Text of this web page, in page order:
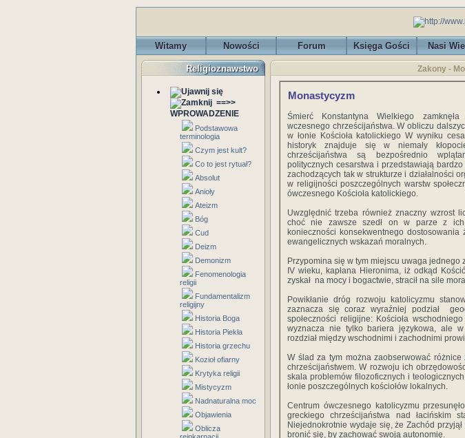
Witamy Nowości Forum Księga Gości Nasi
Religioznawstwo
==>>
WPROWADZENIE
Podstawowa
terminologia
Czym jest kult?
Co to jest rytuał?
Absolut
Anioły
Ateizm
Bóg
Cud
Deizm
Demonizm
Fenomenologia
religii
Fundamentalizm
religijny
Historia Boga
Historia Piekła
Historia grzechu
Kozioł ofiarny
Krytyka religii
Mistycyzm
Nadnaturalna moc
Objawienia
Oblicza
Zakony -
Monastycyzm
Śmierć Konstantyna Wielkiego
wczesnego chrześcijaństwa. W obliczu
w łonie Kościoła katolickiego W wyniku
historyk znajduje się w niemały
chrześcijaństwa są bezpośrednio
politycznych cesarstwa i przedstawiają
zachodzących tak w strukturze i działalności
w religijności poszczególnych warstw
ówczesnego Kościoła katolickiego.
Uwzględnić trzeba również znaczny wzrost
choć nie zawsze szedł on w parze z ich
konieczności konsekwentnego
ewangelicznych wskazań moralnych.
Przypomina się w tym miejscu uwaga
IV wieku, kapłana Hieronima, iż odkąd
zyskał na mocy i bogactwie, stracił na sile
Powikłanie dróg rozwoju katolicyzmu
zaznacza się coraz wyraźniej podział
społeczności religijne: Kościoła
wyznacza nie tylko bariera językowa, ale
rozdział między wschodnimi i zachodnimi
W ślad za tym można zaobserwować
chrześcijaństwem. W rozwoju ich
skala problemów filozoficznych i
łonie poszczególnych kościołów lokalnych.
Centrum ówczesnego katolicyzmu
greckiego chrześcijaństwa nad łacińskim
Niejednokrotnie wydaje się, że Zachód
bronić się, by zachować swoją autonomię.